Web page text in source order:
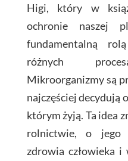
Higi, który w
ochronie naszej
fundamentalną
różnych
Mikroorganizmy są
najczęściej decydują
którym żyją. Ta idea
rolnictwie, o jego
zdrowia człowieka